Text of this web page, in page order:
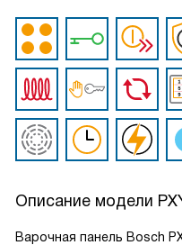
Описание модели
Варочная панель Bosch